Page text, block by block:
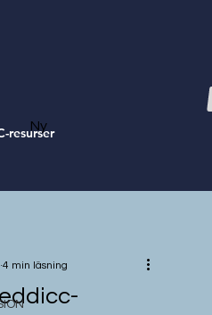
resurser
Ny
4 min läsning